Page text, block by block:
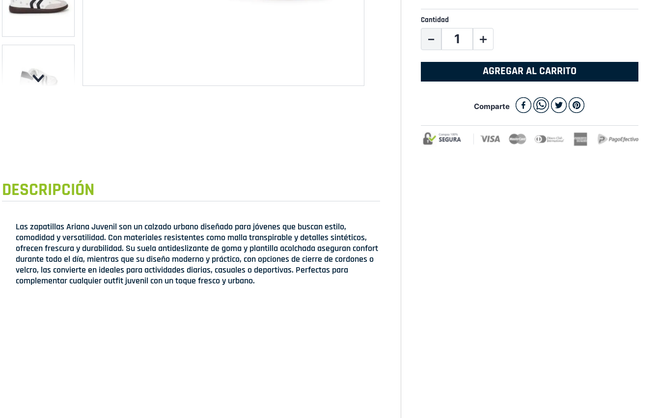
DESCRIPCIÓN
Las zapatillas Ariana Juvenil son un calzado urbano diseñado para jóvenes que buscan estilo,
comodidad y versatilidad. Con materiales resistentes como malla transpirable y detalles sintéticos,
ofrecen frescura y durabilidad. Su suela antideslizante de goma y plantilla acolchada aseguran confort
durante todo el día, mientras que su diseño moderno y práctico, con opciones de cierre de cordones o
velcro, las convierte en ideales para actividades diarias, casuales o deportivas. Perfectas para
complementar cualquier outfit juvenil con un toque fresco y urbano.
Cantidad
＋
－
AGREGAR AL CARRITO
Comparte